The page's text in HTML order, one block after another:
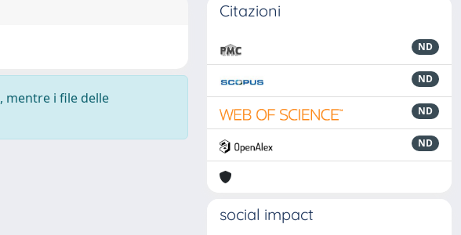
, mentre i file delle
Citazioni
ND
ND
ND
ND
social impact